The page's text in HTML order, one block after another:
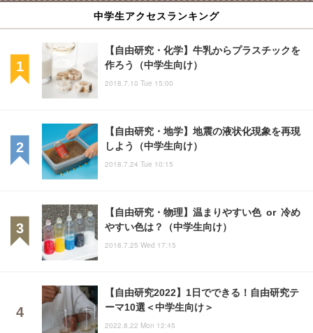
中学生アクセスランキング
【自由研究・化学】牛乳からプラスチックを
作ろう（中学生向け）
2018.7.10 Tue 15:00
【自由研究・地学】地震の液状化現象を再現
しよう（中学生向け）
2018.7.24 Tue 10:15
【自由研究・物理】温まりやすい色 or 冷め
やすい色は？（中学生向け）
2018.7.25 Wed 17:15
【自由研究2022】1日でできる！自由研究テ
ーマ10選＜中学生向け＞
2022.8.22 Mon 12:45